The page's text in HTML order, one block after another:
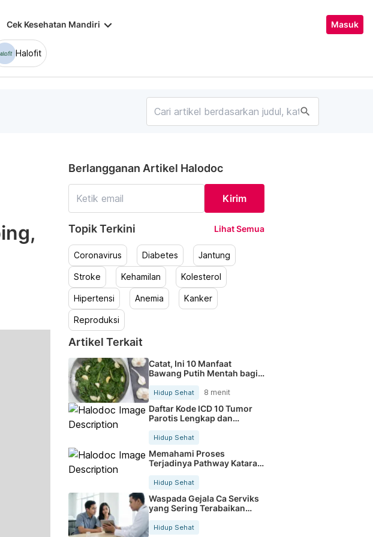
Cek Kesehatan Mandiri keyboard_arrow_down Masuk
Halofit
search
Berlangganan Artikel Halodoc
Kirim
Topik Terkini Lihat Semua
Coronavirus Diabetes Jantung
Stroke Kehamilan Kolesterol
Hipertensi Anemia Kanker
Reproduksi
Artikel Terkait
Catat, Ini 10 Manfaat
Bawang Putih Mentah bagi
Hidup Sehat 8 menit
Daftar Kode ICD 10 Tumor
Parotis Lengkap dan
Hidup Sehat
Memahami Proses
Terjadinya Pathway Katarak
Hidup Sehat
Waspada Gejala Ca Serviks
yang Sering Terabaikan
Hidup Sehat